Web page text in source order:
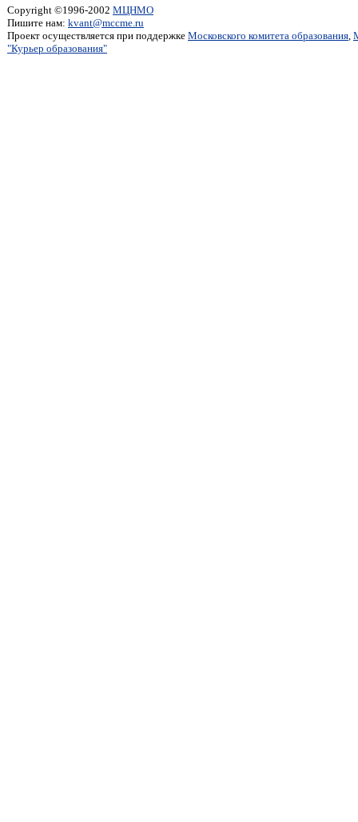
Copyright ©1996-2002 МЦНМО
Пишите нам: kvant@mccme.ru
Проект осуществляется при поддержке Московского комитета образования,
"Курьер образования"